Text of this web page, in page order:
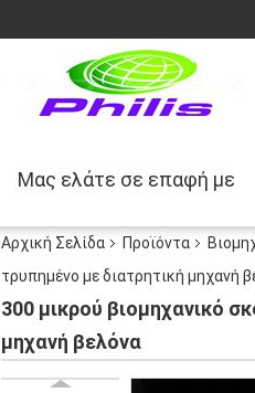
Μας ελάτε σε επαφή με
Αρχική Σελίδα Προϊόντα
τρυπημένο με διατρητική μηχανή
300 μικρού βιομηχανικό
μηχανή βελόνα